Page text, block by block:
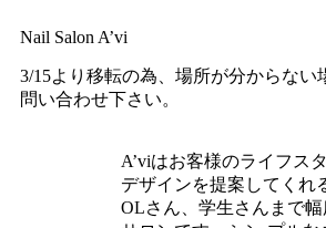
Nail Salon A’vi
3/15より移転の為、場所が分からない
問い合わせ下さい。
A’viはお客様のライフス
デザインを提案してくれ
OLさん、学生さんまで